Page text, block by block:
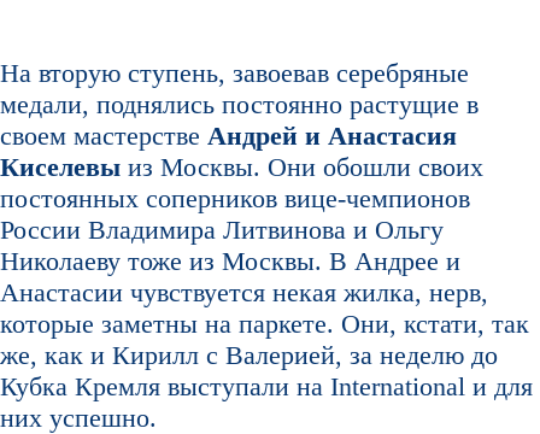
На вторую ступень, завоевав серебряные
медали, поднялись постоянно растущие в
своем мастерстве Андрей и Анастасия
Киселевы из Москвы. Они обошли своих
постоянных соперников вице-чемпионов
России Владимира Литвинова и Ольгу
Николаеву тоже из Москвы. В Андрее и
Анастасии чувствуется некая жилка, нерв,
которые заметны на паркете. Они, кстати, так
же, как и Кирилл с Валерией, за неделю до
Кубка Кремля выступали на International и для
них успешно.